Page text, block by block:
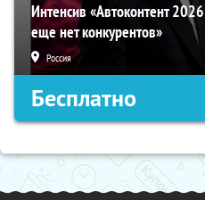
Интенсив «Автоконтент
еще нет конкурентов»
Россия
Бесплатно